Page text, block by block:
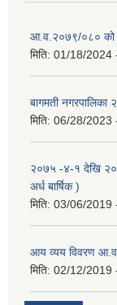
आ.व.२०७९/०८० को
मिति: 01/18/2024
बागमती
मिति: 06/28/2023
२०७५ -४-१ देखि
अर्ध बार्षिक )
मिति: 03/06/2019
आय व्यय विवरण
मिति: 02/12/2019